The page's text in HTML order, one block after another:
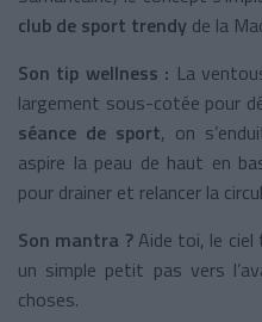
club de sport trendy de la
Son tip wellness : La
largement sous-cotée pour
séance de sport, on
aspire la peau de haut en
pour drainer et relancer la
Son mantra ?Aide toi, le ciel
un simple petit pas vers
choses.